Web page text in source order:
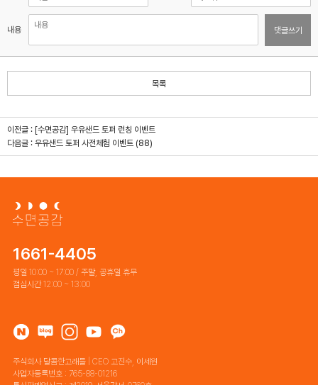
내용 댓글쓰기
목록
이전글 : [수면공감] 우유샌드 토퍼 런칭 이벤트
다음글 : 우유샌드 토퍼 사전체험 이벤트 (88)
1661-4405
평일 10:00 ~ 17:00 / 주말, 공휴일 휴무
점심시간 12:00 ~ 13:00
주식회사 달콤한고래들 | CEO 고진수, 이세원
사업자등록번호 : 765-88-01216